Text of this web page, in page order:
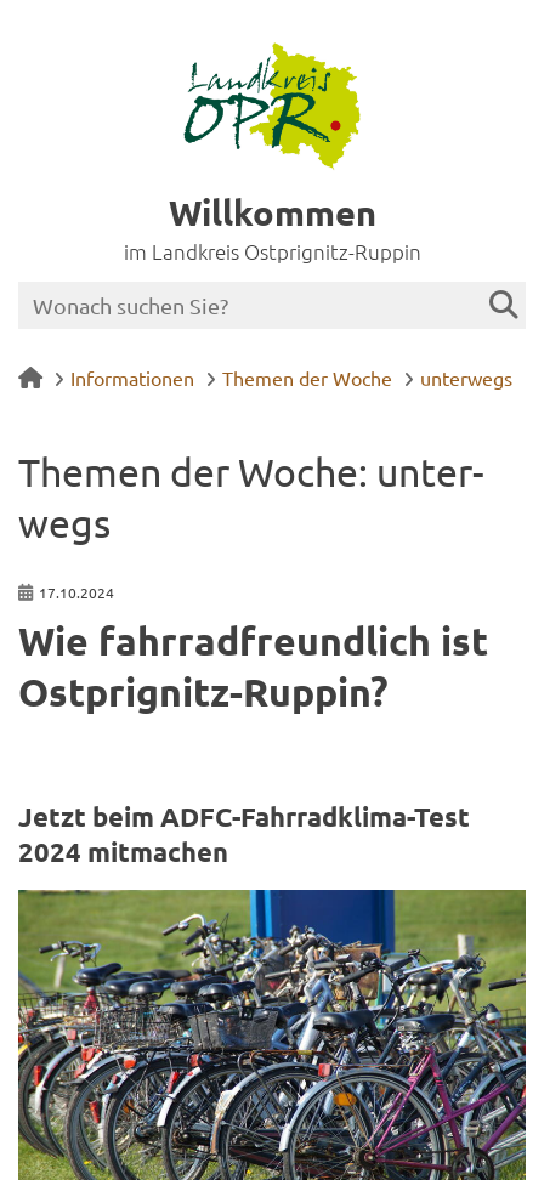
Willkommen
im Landkreis Ostprignitz-Ruppin
Informationen Themen der Woche unterwegs
The­men der Woche: un­ter­
wegs
17.10.2024
Wie fahr­rad­freund­lich ist
Ostprignitz-​Ruppin?
Jetzt beim ADFC-​Fahrradklima-Test
2024 mit­ma­chen